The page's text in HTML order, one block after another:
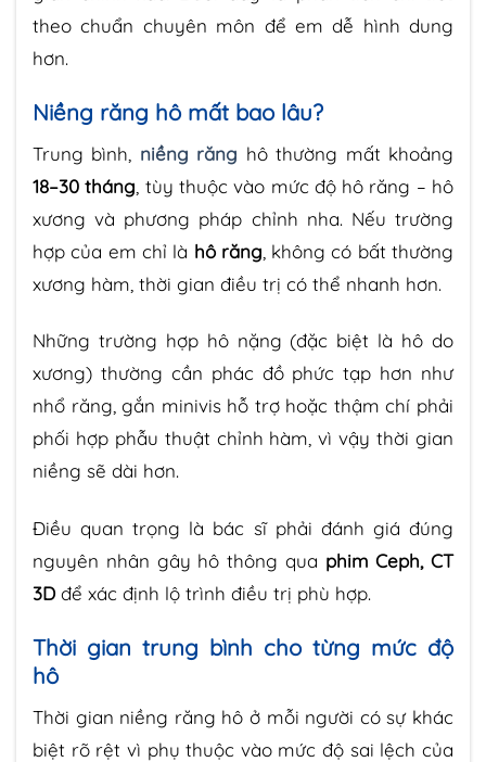
theo chuẩn chuyên môn để em dễ hình dung
hơn.
Niềng răng hô mất bao lâu?
Trung bình, niềng răng hô thường mất khoảng
18–30 tháng, tùy thuộc vào mức độ hô răng – hô
xương và phương pháp chỉnh nha. Nếu trường
hợp của em chỉ là hô răng, không có bất thường
xương hàm, thời gian điều trị có thể nhanh hơn.
Những trường hợp hô nặng (đặc biệt là hô do
xương) thường cần phác đồ phức tạp hơn như
nhổ răng, gắn minivis hỗ trợ hoặc thậm chí phải
phối hợp phẫu thuật chỉnh hàm, vì vậy thời gian
niềng sẽ dài hơn.
Điều quan trọng là bác sĩ phải đánh giá đúng
nguyên nhân gây hô thông qua phim Ceph, CT
3D để xác định lộ trình điều trị phù hợp.
Thời gian trung bình cho từng mức độ
hô
Thời gian niềng răng hô ở mỗi người có sự khác
biệt rõ rệt vì phụ thuộc vào mức độ sai lệch của